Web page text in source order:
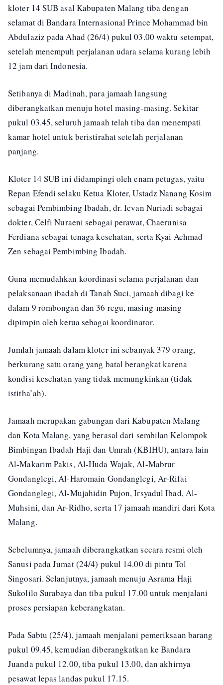
kloter 14 SUB asal Kabupaten Malang tiba dengan
selamat di Bandara Internasional Prince Mohammad bin
Abdulaziz pada Ahad (26/4) pukul 03.00 waktu setempat,
setelah menempuh perjalanan udara selama kurang lebih
12 jam dari Indonesia.
Setibanya di Madinah, para jamaah langsung
diberangkatkan menuju hotel masing-masing. Sekitar
pukul 03.45, seluruh jamaah telah tiba dan menempati
kamar hotel untuk beristirahat setelah perjalanan
panjang.
Kloter 14 SUB ini didampingi oleh enam petugas, yaitu
Repan Efendi selaku Ketua Kloter, Ustadz Nanang Kosim
sebagai Pembimbing Ibadah, dr. Icvan Nuriadi sebagai
dokter, Celfi Nuraeni sebagai perawat, Chaerunisa
Ferdiana sebagai tenaga kesehatan, serta Kyai Achmad
Zen sebagai Pembimbing Ibadah.
Guna memudahkan koordinasi selama perjalanan dan
pelaksanaan ibadah di Tanah Suci, jamaah dibagi ke
dalam 9 rombongan dan 36 regu, masing-masing
dipimpin oleh ketua sebagai koordinator.
Jumlah jamaah dalam kloter ini sebanyak 379 orang,
berkurang satu orang yang batal berangkat karena
kondisi kesehatan yang tidak memungkinkan (tidak
istitha’ah).
Jamaah merupakan gabungan dari Kabupaten Malang
dan Kota Malang, yang berasal dari sembilan Kelompok
Bimbingan Ibadah Haji dan Umrah (KBIHU), antara lain
Al-Makarim Pakis, Al-Huda Wajak, Al-Mabrur
Gondanglegi, Al-Haromain Gondanglegi, Ar-Rifai
Gondanglegi, Al-Mujahidin Pujon, Irsyadul Ibad, Al-
Muhsini, dan Ar-Ridho, serta 17 jamaah mandiri dari Kota
Malang.
Sebelumnya, jamaah diberangkatkan secara resmi oleh
Sanusi pada Jumat (24/4) pukul 14.00 di pintu Tol
Singosari. Selanjutnya, jamaah menuju Asrama Haji
Sukolilo Surabaya dan tiba pukul 17.00 untuk menjalani
proses persiapan keberangkatan.
Pada Sabtu (25/4), jamaah menjalani pemeriksaan barang
pukul 09.45, kemudian diberangkatkan ke Bandara
Juanda pukul 12.00, tiba pukul 13.00, dan akhirnya
pesawat lepas landas pukul 17.15.